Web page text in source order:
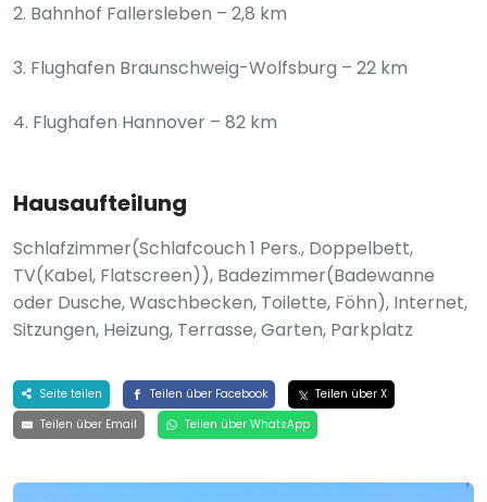
2. Bahnhof Fallersleben – 2,8 km
3. Flughafen Braunschweig-Wolfsburg – 22 km
4. Flughafen Hannover – 82 km
Hausaufteilung
Schlafzimmer(Schlafcouch 1 Pers., Doppelbett,
TV(Kabel, Flatscreen)), Badezimmer(Badewanne
oder Dusche, Waschbecken, Toilette, Föhn), Internet,
Sitzungen, Heizung, Terrasse, Garten, Parkplatz
Seite teilen Teilen über Facebook
Teilen über X
Teilen über Email
Teilen über WhatsApp